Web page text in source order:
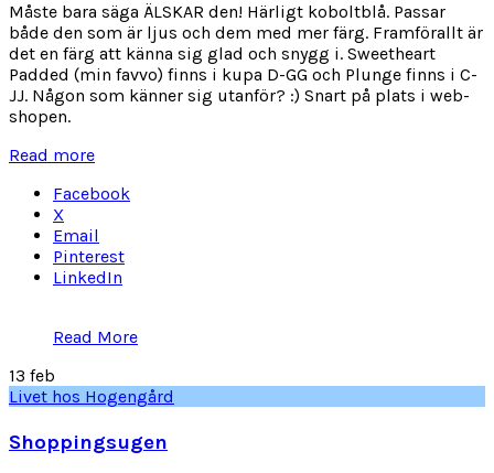
Måste bara säga ÄLSKAR den! Härligt koboltblå. Passar
både den som är ljus och dem med mer färg. Framförallt är
det en färg att känna sig glad och snygg i. Sweetheart
Padded (min favvo) finns i kupa D-GG och Plunge finns i C-
JJ. Någon som känner sig utanför? :) Snart på plats i web-
shopen.
Read more
Facebook
X
Email
Pinterest
LinkedIn
Read More
13 feb
Livet hos Hogengård
Shoppingsugen